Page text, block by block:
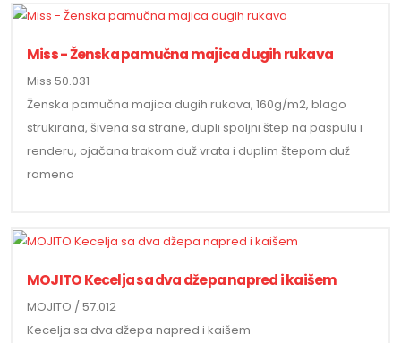
Miss - Ženska pamučna majica dugih rukava
Miss 50.031
Ženska pamučna majica dugih rukava, 160g/m2, blago
strukirana, šivena sa strane, dupli spoljni štep na paspulu i
renderu, ojačana trakom duž vrata i duplim štepom duž
ramena
MOJITO Kecelja sa dva džepa napred i kaišem
MOJITO / 57.012
Kecelja sa dva džepa napred i kaišem